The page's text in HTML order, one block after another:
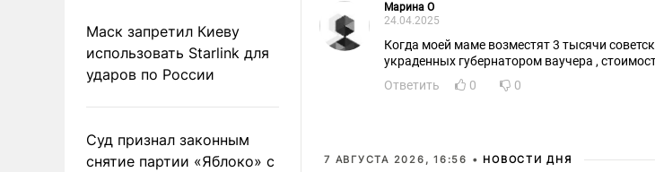
Маск запретил Киеву
использовать Starlink для
ударов по России
Суд признал законным
снятие партии «Яблоко» с
Марина О
24.04.2025
Когда моей маме возместят 3 тысячи
украденных
Ответить
0 0
7 АВГУСТА 2026, 16:56 • НОВОСТИ ДНЯ